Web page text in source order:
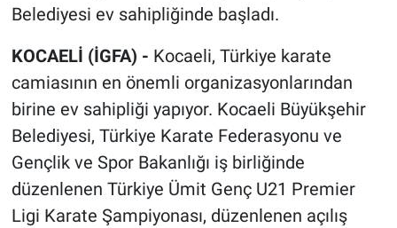
Belediyesi ev sahipliğinde başladı.
KOCAELİ (İGFA) - Kocaeli, Türkiye karate
camiasının en önemli organizasyonlarından
birine ev sahipliği yapıyor. Kocaeli Büyükşehir
Belediyesi, Türkiye Karate Federasyonu ve
Gençlik ve Spor Bakanlığı iş birliğinde
düzenlenen Türkiye Ümit Genç U21 Premier
Ligi Karate Şampiyonası, düzenlenen açılış